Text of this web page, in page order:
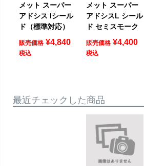
メット スーパー
アドシス Iシール
ド（標準対応）
販売価格 ¥4,840
税込
メット スーパー
アドシスL シール
ド セミスモーク
販売価格 ¥4,400
税込
最近チェックした商品